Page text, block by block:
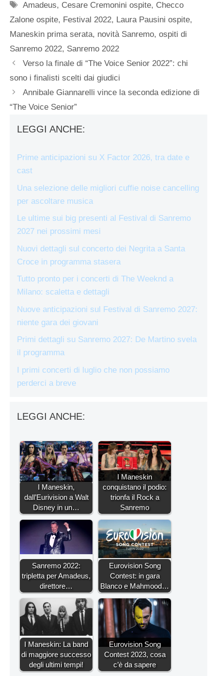
Tag
Amadeus, Cesare Cremonini ospite, Checco
Zalone ospite, Festival 2022, Laura Pausini ospite,
Maneskin prima serata, novità Sanremo, ospiti di
Sanremo 2022, Sanremo 2022
Verso la finale di “The Voice Senior 2022”: chi
sono i finalisti scelti dai giudici
Annibale Giannarelli vince la seconda edizione di
“The Voice Senior”
LEGGI ANCHE:
Prime anticipazioni su X Factor 2026, tra date e
cast
Una selezione delle migliori cuffie noise cancelling
per ascoltare musica
Le ultime sui big presenti al Festival di Sanremo
2027 nei prossimi mesi
Nuovi dettagli sul concerto dei Negrita a Santa
Croce in programma stasera
Tutto pronto per i concerti di The Weeknd a
Milano: scaletta e dettagli
Nuove anticipazioni sul Festival di Sanremo 2027:
niente gara dei giovani
Primi dettagli su Sanremo 2027: De Martino svela
il programma
I primi concerti di luglio che non possiamo
perderci a breve
LEGGI ANCHE:
I Maneskin,
dall’Eurivision a Walt
Disney in un…
I Maneskin
conquistano il podio:
trionfa il Rock a
Sanremo
Sanremo 2022:
tripletta per Amadeus,
direttore…
Eurovision Song
Contest: in gara
Blanco e Mahmood…
I Maneskin: La band
di maggiore successo
degli ultimi tempi!
Eurovision Song
Contest 2023, cosa
c’è da sapere